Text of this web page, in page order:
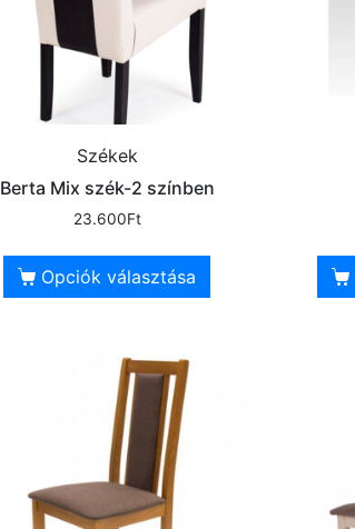
Székek
Berta Mix szék-2 színben
23.600Ft
Opciók választása